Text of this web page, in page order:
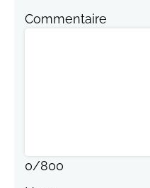
Commentaire
0/800